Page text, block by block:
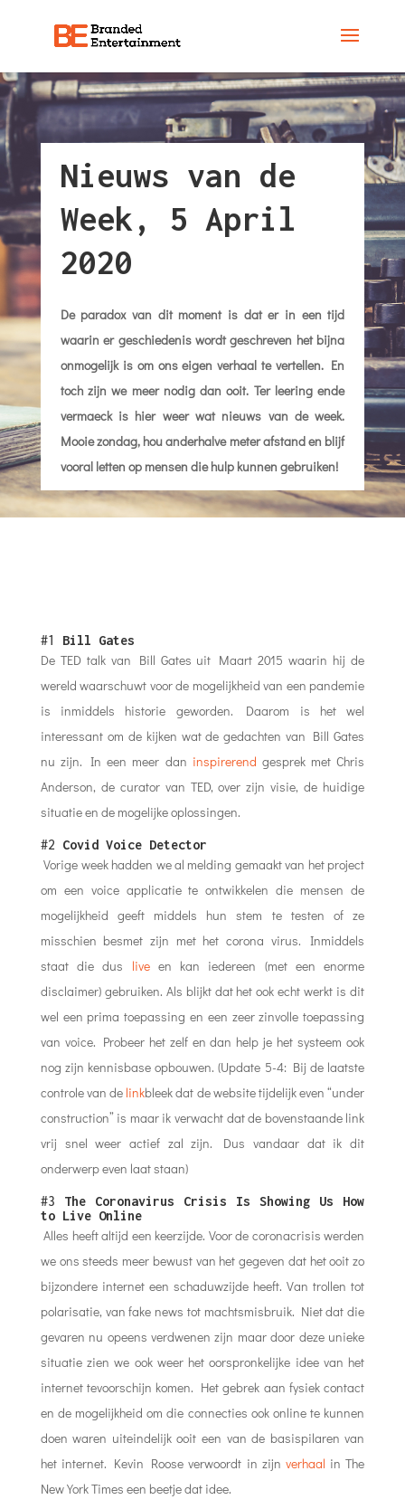
Nieuws van de
Week, 5 April
2020
De paradox van dit moment is dat er in een tijd
waarin er geschiedenis wordt geschreven het bijna
onmogelijk is om ons eigen verhaal te vertellen. En
toch zijn we meer nodig dan ooit. Ter leering ende
vermaeck is hier weer wat nieuws van de week.
Mooie zondag, hou anderhalve meter afstand en blijf
vooral letten op mensen die hulp kunnen gebruiken!
#1 Bill Gates
De TED talk van Bill Gates uit Maart 2015 waarin hij de
wereld waarschuwt voor de mogelijkheid van een pandemie
is inmiddels historie geworden. Daarom is het wel
interessant om de kijken wat de gedachten van Bill Gates
nu zijn. In een meer dan inspirerend gesprek met Chris
Anderson, de curator van TED, over zijn visie, de huidige
situatie en de mogelijke oplossingen.
#2 Covid Voice Detector
Vorige week hadden we al melding gemaakt van het project
om een voice applicatie te ontwikkelen die mensen de
mogelijkheid geeft middels hun stem te testen of ze
misschien besmet zijn met het corona virus. Inmiddels
staat die dus liveen kan iedereen (met een enorme
disclaimer) gebruiken. Als blijkt dat het ook echt werkt is dit
wel een prima toepassing en een zeer zinvolle toepassing
van voice. Probeer het zelf en dan help je het systeem ook
nog zijn kennisbase opbouwen. (Update 5-4: Bij de laatste
controle van de linkbleek dat de website tijdelijk even “under
construction” is maar ik verwacht dat de bovenstaande link
vrij snel weer actief zal zijn. Dus vandaar dat ik dit
onderwerp even laat staan)
#3 The Coronavirus Crisis Is Showing Us How
to Live Online
Alles heeft altijd een keerzijde. Voor de coronacrisis werden
we ons steeds meer bewust van het gegeven dat het ooit zo
bijzondere internet een schaduwzijde heeft. Van trollen tot
polarisatie, van fake news tot machtsmisbruik. Niet dat die
gevaren nu opeens verdwenen zijn maar door deze unieke
situatie zien we ook weer het oorspronkelijke idee van het
internet tevoorschijn komen. Het gebrek aan fysiek contact
en de mogelijkheid om die connecties ook online te kunnen
doen waren uiteindelijk ooit een van de basispilaren van
het internet. Kevin Roose verwoordt in zijn verhaal in The
New York Times een beetje dat idee.